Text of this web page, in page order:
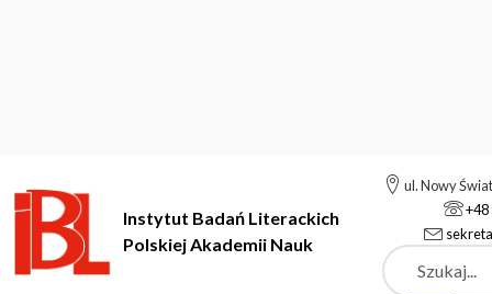
Instytut Badań Literackich
Polskiej Akademii Nauk
ul. Nowy
+48
Szukaj
Instytut Badań Literackich Polskiej Akademii Nauk Pracownie i